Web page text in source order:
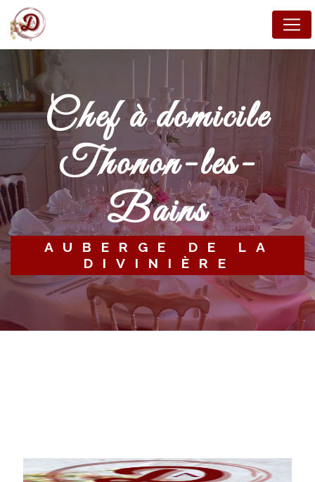
Chef à domicile
Thonon-les-
Bains
AUBERGE DE LA
DIVINIÈRE
Panneau de gestion des cookies